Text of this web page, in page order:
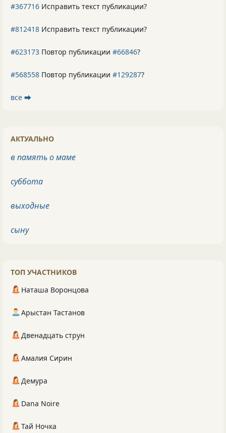
#367716 Исправить текст публикации?
#812418 Исправить текст публикации?
#623173 Повтор публикации #66846?
#568558 Повтор публикации #129287?
все ⮕
АКТУАЛЬНО
в память о маме
суббота
выходные
сыну
ТОП УЧАСТНИКОВ
Наташа Воронцова
Арыстан Тастанов
Двенадцать струн
Амалия Сирин
Демура
Dana Noire
Тай Ночка